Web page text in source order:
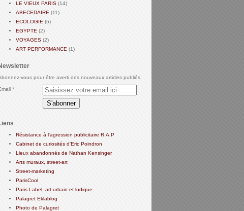
LE VIEUX PARIS (14)
ABECEDAIRE (11)
ECOLOGIE (6)
EGYPTE (2)
VOYAGES (2)
ART PERFORMANCE (1)
vous pour être averti des nouveaux articles publiés.
Résistance à l'agression publicitaire R.A.P
Cabinet de curiosités d'Eric Poindron
Lieux abandonnés de Nathan Kensinger
Arts muraux, street-art
Street-marketing
ParisCool
Paris Label, art urbain et ludique
Palagret Eklablog
Photo de Palagret